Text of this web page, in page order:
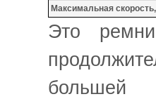
Максимальная
Это
большей